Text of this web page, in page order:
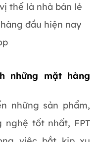
thế là nhà bán lẻ
đầu hiện nay
những mặt hàng
những sản phẩm,
nghệ tốt nhất, FPT